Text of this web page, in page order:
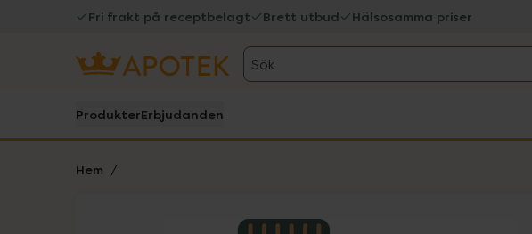
Fri frakt på receptbelagt Brett utbud Hälsosamma priser
Sök
ProdukterErbjudanden
Hem